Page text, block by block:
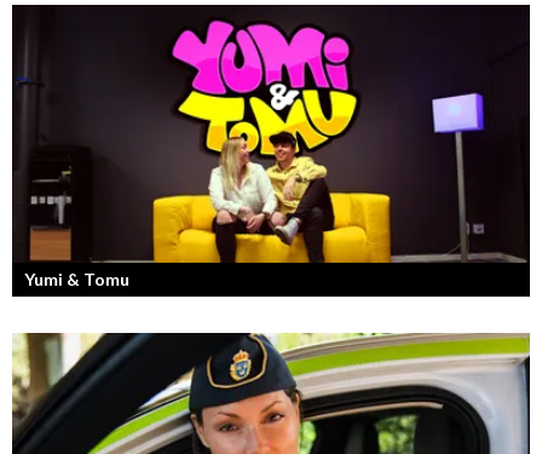
Georg Wikman är grundaren bakom hälsopreparaten Arctic Root, Kan
Jang, Chisan och nya Adapt-serien.
Yumi & Tomu
Läs mer om deras liv som YouTubers och Entreprenörer